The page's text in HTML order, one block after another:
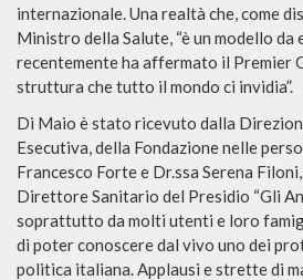
internazionale. Una realtà che, come
Ministro della Salute, “è un modello da
recentemente ha affermato il Premier
struttura che tutto il mondo ci invidia”.
Di Maio è stato ricevuto dalla
Esecutiva, della Fondazione nelle
Francesco Forte e Dr.ssa Serena
Direttore Sanitario del Presidio “Gli
soprattutto da molti utenti e loro
di poter conoscere dal vivo uno dei
politica italiana. Applausi e strette di